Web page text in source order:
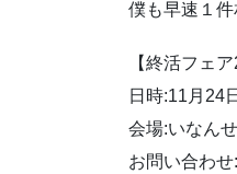
僕も早速１件
【終活フェ
日時:11月24
会場:いなん
お問い合わ